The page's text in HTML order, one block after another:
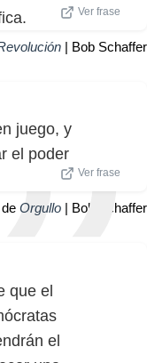
Ver frase
| Bob Schaffer
juego, y
el poder
Ver frase
Orgullo | Bob Schaffer
que el
el